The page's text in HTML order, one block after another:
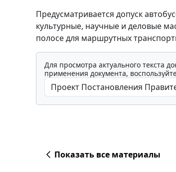
Предусматривается допуск
культурные, научные и деловые
полосе для маршрутных
Для просмотра актуального текста
применения документа,
Показать все материалы